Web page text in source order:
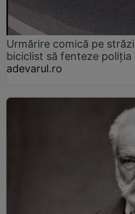
Urmărire comică pe
biciclist să fenteze poliția
adevarul.ro